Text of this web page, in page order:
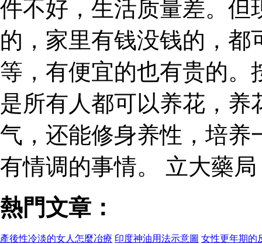
件不好，生活质量差。但
的，家里有钱没钱的，
等，有便宜的也有贵的。
是所有人都可以养花，
气，还能修身养性，培养
有情调的事情。 立大藥局
熱門文章：
產後性冷淡的女人怎麼冶療 印度神油用法示意圖 女性更年期的